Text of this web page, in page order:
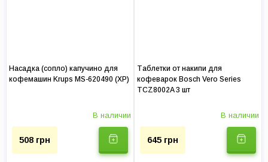
Насадка (сопло) капучино для
кофемашин Krups MS-620490 (XP)
В наличии
508 грн
Таблетки от накипи для
кофеварок Bosch Vero Series
TCZ8002A 3 шт
В наличии
645 грн